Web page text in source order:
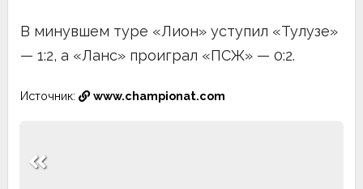
В минувшем туре «Лион» уступил «Тулузе»
— 1:2, а «Ланс» проиграл «ПСЖ» — 0:2.
Источник: www.championat.com
по